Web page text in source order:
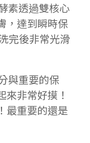
素透過雙核心
，達到瞬時保
完後非常光滑
與重要的保
來非常好摸！
最重要的還是